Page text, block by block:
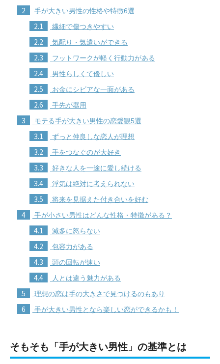
2 手が大きい男性の性格や特徴6選
2.1 繊細で傷つきやすい
2.2 気配り・気遣いができる
2.3 フットワークが軽く行動力がある
2.4 男性らしくて優しい
2.5 お金にシビアな一面がある
2.6 手先が器用
3 モテる手が大きい男性の恋愛観5選
3.1 ずっと仲良しな恋人が理想
3.2 手をつなぐのが大好き
3.3 好きな人を一途に愛し続ける
3.4 浮気は絶対に考えられない
3.5 将来を見据えた付き合いを好む
4 手が小さい男性はどんな性格・特徴がある？
4.1 滅多に怒らない
4.2 包容力がある
4.3 頭の回転が速い
4.4 人とは違う魅力がある
5 理想の恋は手の大きさで見つけるのもあり
6 手が大きい男性となら楽しい恋ができるかも！
そもそも「手が大きい男性」の基準とは